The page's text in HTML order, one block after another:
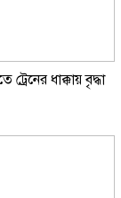
ট্রেনের ধাক্কায় বৃদ্ধা